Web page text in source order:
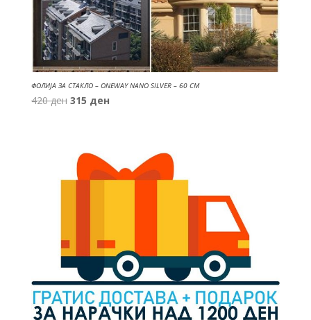
ФОЛИЈА ЗА СТАКЛО – ONEWAY NANO SILVER – 60 CM
420ден Original
315 денCurrent